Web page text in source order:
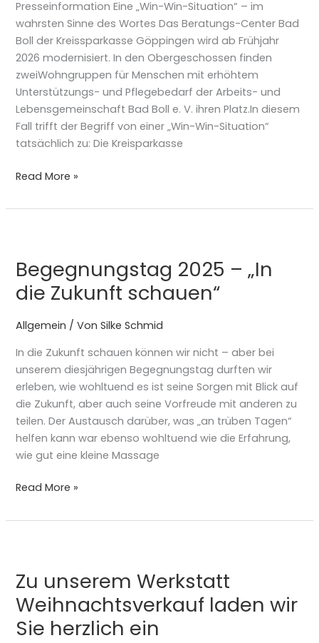
Presseinformation Eine „Win-Win-Situation“ – im
wahrsten Sinne des Wortes Das Beratungs-Center Bad
Boll der Kreissparkasse Göppingen wird ab Frühjahr
2026 modernisiert. In den Obergeschossen finden
zweiWohngruppen für Menschen mit erhöhtem
Unterstützungs- und Pflegebedarf der Arbeits- und
Lebensgemeinschaft Bad Boll e. V. ihren Platz.In diesem
Fall trifft der Begriff von einer „Win-Win-Situation“
tatsächlich zu: Die Kreisparkasse
Read More »
Begegnungstag 2025 – „In
die Zukunft schauen“
Allgemein / VonSilke Schmid
In die Zukunft schauen können wir nicht – aber bei
unserem diesjährigen Begegnungstag durften wir
erleben, wie wohltuend es ist seine Sorgen mit Blick auf
die Zukunft, aber auch seine Vorfreude mit anderen zu
teilen. Der Austausch darüber, was „an trüben Tagen“
helfen kann war ebenso wohltuend wie die Erfahrung,
wie gut eine kleine Massage
–
„In
die
Zukunft
schauen“
Read More »
Zu unserem Werkstatt
Weihnachtsverkauf laden wir
Sie herzlich ein
Werkstatt
Weihnachtsverkauf
laden
wir